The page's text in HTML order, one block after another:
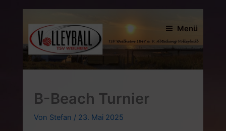
springen
Menü
B-Beach Turnier
Von Stefan / 23. Mai 2025